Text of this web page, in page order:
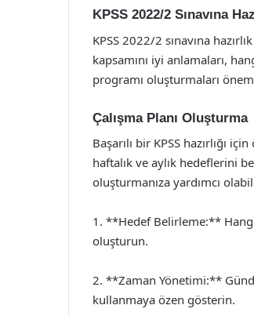
KPSS 2022/2 Sınavına
KPSS 2022/2 sınavına
kapsamını iyi anlamaları,
programı oluşturmaları
Çalışma Planı Oluşturma
Başarılı bir KPSS hazırlığı
haftalık ve aylık hedeflerini
oluşturmanıza yardımcı
1. **Hedef Belirleme:**
oluşturun.
2. **Zaman Yönetimi:**
kullanmaya özen gösterin.